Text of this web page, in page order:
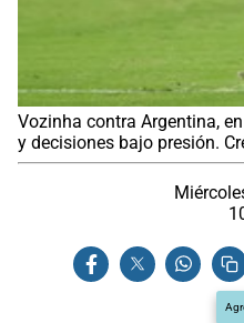
Vozinha contra Argentina,
y decisiones bajo presión.